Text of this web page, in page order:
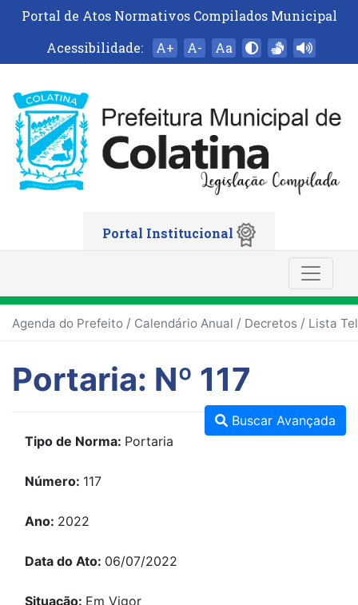
Portal de Atos Normativos Compilados Municipal
Acessibilidade:
A+ A- Aa
Portal Institucional
Agenda do Prefeito / Calendário Anual / Decretos / Lista
Portaria: Nº 117
Buscar Avançada
Tipo de Norma: Portaria
Número: 117
Ano: 2022
Data do Ato: 06/07/2022
Situação: Em Vigor